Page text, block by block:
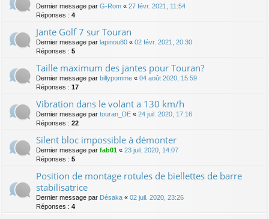
Dernier message par G-Rom « 27 févr. 2021, 11:54
Réponses : 4
Jante Golf 7 sur Touran
Dernier message par lapinou80 « 02 févr. 2021, 20:30
Réponses : 5
Taille maximum des jantes pour Touran?
Dernier message par billypomme « 04 août 2020, 15:59
Réponses : 17
Vibration dans le volant a 130 km/h
Dernier message par touran_DE « 24 juil. 2020, 17:16
Réponses : 22
Silent bloc impossible à démonter
Dernier message par fab01 « 23 juil. 2020, 14:07
Réponses : 5
Position de montage rotules de biellettes de barre
stabilisatrice
Dernier message par Désaka « 02 juil. 2020, 23:26
Réponses : 4